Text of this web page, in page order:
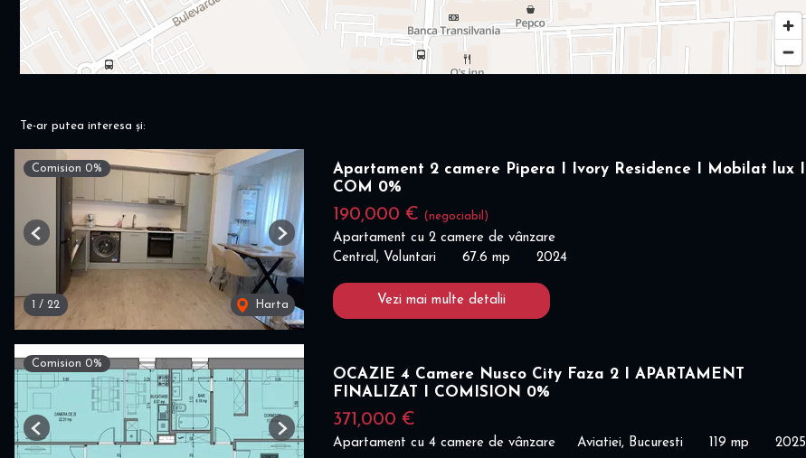
Te-ar putea interesa și:
Comision 0%
/ 22 Harta
Previous Next
Apartament 2 camere Pipera I Ivory Residence I Mobilat lux I
COM 0%
190,000 € (negociabil)
Apartament cu 2 camere de vânzare
Central, Voluntari
67.6 mp 2024
Vezi mai multe detalii
Comision 0%
Previous Next
OCAZIE 4 Camere Nusco City Faza 2 I APARTAMENT
FINALIZAT I COMISION 0%
371,000 €
Apartament cu 4 camere de vânzare Aviatiei, Bucuresti 119 mp 2025